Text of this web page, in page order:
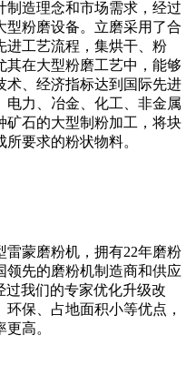
制造理念和市场需求，经过
型粉磨设备。立磨采用了合
进工艺流程，集烘干、粉
其在大型粉磨工艺中，能够
术、经济指标达到国际先进
电力、冶金、化工、非金属
矿石的大型制粉加工，将块
要求的粉状物料。
蒙磨粉机，拥有22年磨粉
领先的磨粉机制造商和供应
过我们的专家优化升级改
保、占地面积小等优点，
高。